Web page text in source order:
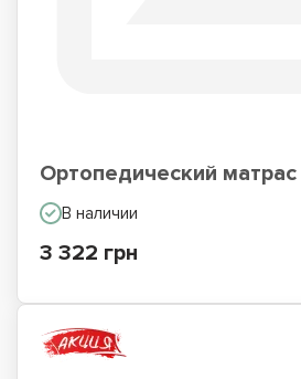
Ортопедический
В наличии
3 322 грн